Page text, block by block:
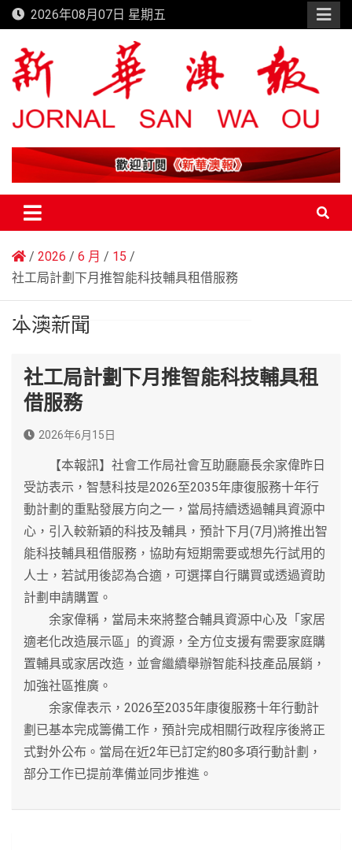
Skip
to
content
2026年08月07日 星期五
新華澳報
2026 6 月
15
社工局計劃下月推智能科技輔具租借服務
本澳新聞
社工局計劃下月推智能科技輔具租
借服務
2026年6月15日
【本報訊】社會工作局社會互助廳廳長余家偉昨日
受訪表示，智慧科技是2026至2035年康復服務十年行
動計劃的重點發展方向之一，當局持續透過輔具資源中
心，引入較新穎的科技及輔具，預計下月(7月)將推出智
能科技輔具租借服務，協助有短期需要或想先行試用的
人士，若試用後認為合適，可選擇自行購買或透過資助
計劃申請購置。
余家偉稱，當局未來將整合輔具資源中心及「家居
適老化改造展示區」的資源，全方位支援有需要家庭購
置輔具或家居改造，並會繼續舉辦智能科技產品展銷，
加強社區推廣。
余家偉表示，2026至2035年康復服務十年行動計
劃已基本完成籌備工作，預計完成相關行政程序後將正
式對外公布。當局在近2年已訂定約80多項行動計劃，
部分工作已提前準備並同步推進。